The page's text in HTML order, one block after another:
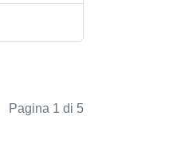
Pagina 1 di 5